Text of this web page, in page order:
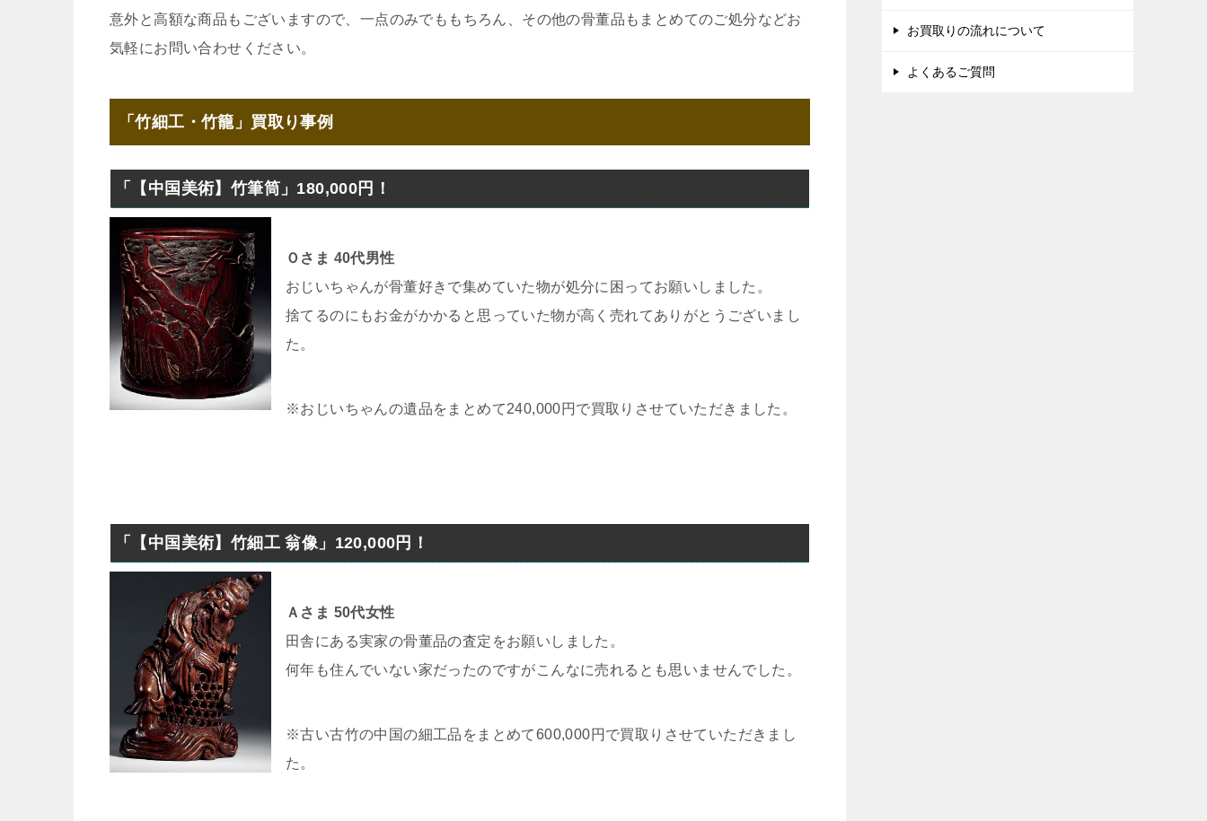
意外と高額な商品もございますので、一点のみでももちろん、その他の骨董品もまとめてのご処分などお
気軽にお問い合わせください。
「竹細工・竹籠」買取り事例
「【中国美術】竹筆筒」180,000円！
Ｏさま 40代男性
おじいちゃんが骨董好きで集めていた物が処分に困ってお願いしました。
捨てるのにもお金がかかると思っていた物が高く売れてありがとうございまし
た。
※おじいちゃんの遺品をまとめて240,000円で買取りさせていただきました。
「【中国美術】竹細工 翁像」120,000円！
Ａさま 50代女性
田舎にある実家の骨董品の査定をお願いしました。
何年も住んでいない家だったのですがこんなに売れるとも思いませんでした。
※古い古竹の中国の細工品をまとめて600,000円で買取りさせていただきまし
た。
お買取りの流れについて
よくあるご質問